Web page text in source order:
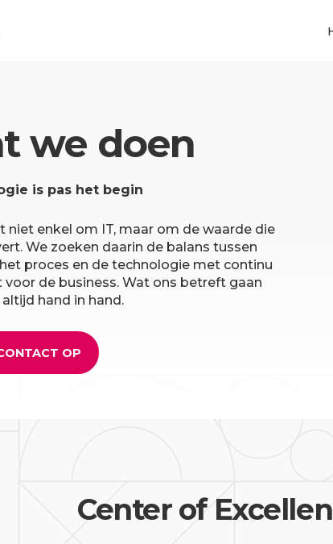
we doen
is pas het begin
niet enkel om IT, maar om de waarde die
We zoeken daarin de balans tussen
proces en de technologie met continu
voor de business. Wat ons betreft gaan
hand in hand.
OP
Center of